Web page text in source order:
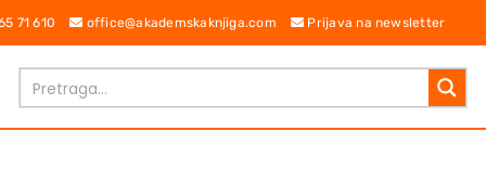
65 71 610 office@akademskaknjiga.com Prijava na newsletter